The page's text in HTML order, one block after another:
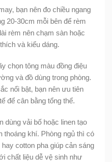
bạn nên đo chiều ngang
20-30cm mỗi bên để rèm
rèm nên chạm sàn hoặc
và kiểu dáng.
chọn tông màu đồng điệu
và đồ dùng trong phòng.
nổi bật, bạn nên ưu tiên
để cân bằng tổng thể.
dùng vải bố hoặc linen tạo
thoáng khí. Phòng ngủ thì có
cotton pha giúp cản sáng
chất liệu dễ vệ sinh như